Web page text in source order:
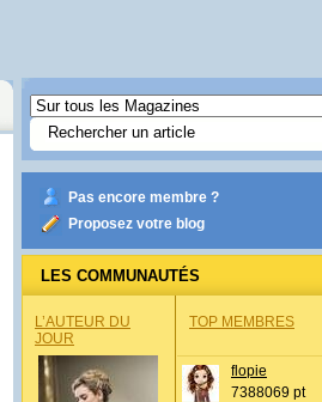
Pas encore membre ?
Proposez votre blog
LES COMMUNAUTÉS
L’AUTEUR DU
JOUR
TOP MEMBRES
flopie
7388069 pt